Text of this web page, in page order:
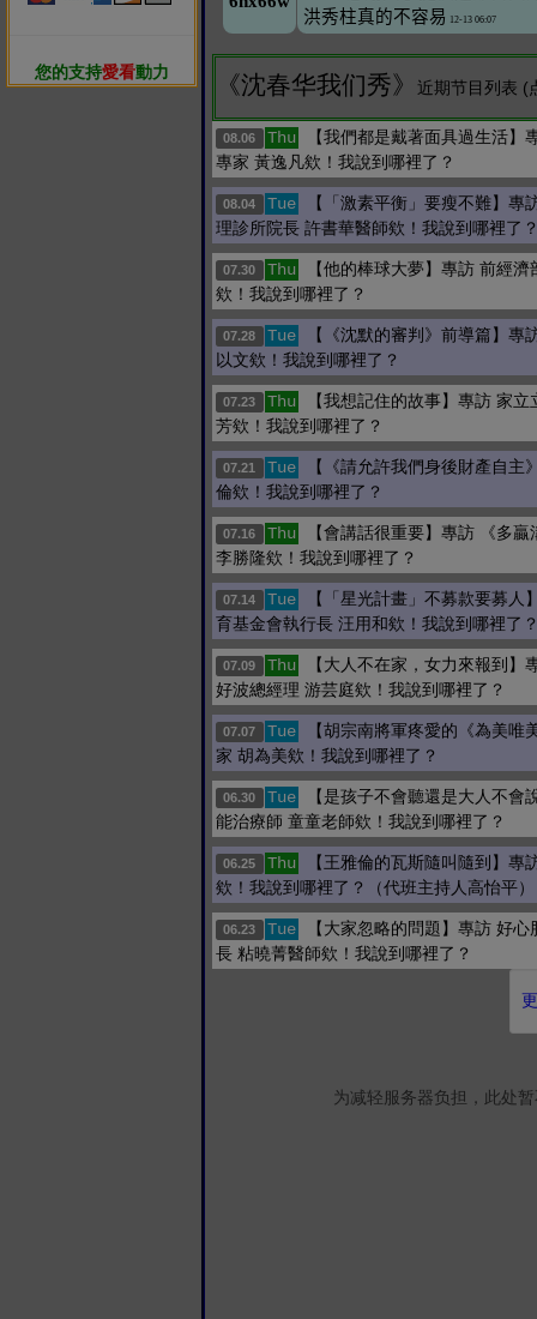
您的支持愛看動力 《沈春华我们秀》 近期节目列表 (
08.06 Thu
【我們都是戴著面具過生活】
專家 黃逸凡欸！我說到哪裡了？
08.04 Tue
【「激素平衡」要瘦不難】專
理診所院長 許書華醫師欸！我說到哪裡了
07.30 Thu
【他的棒球大夢】專訪 前經濟
欸！我說到哪裡了？
07.28 Tue
【《沈默的審判》前導篇】專
以文欸！我說到哪裡了？
07.23 Thu
【我想記住的故事】專訪 家
芳欸！我說到哪裡了？
07.21 Tue
【《請允許我們身後財產自主
倫欸！我說到哪裡了？
07.16 Thu
【會講話很重要】專訪 《多
李勝隆欸！我說到哪裡了？
07.14 Tue
【「星光計畫」不募款要募人
育基金會執行長 汪用和欸！我說到哪裡了
07.09 Thu
【大人不在家，女力來報到】
好波總經理 游芸庭欸！我說到哪裡了？
07.07 Tue
【胡宗南將軍疼愛的《為美唯
家 胡為美欸！我說到哪裡了？
06.30 Tue
【是孩子不會聽還是大人不會
能治療師 童童老師欸！我說到哪裡了？
06.25 Thu
【王雅倫的瓦斯隨叫隨到】專
欸！我說到哪裡了？（代班主持人高怡平）
06.23 Tue
【大家忽略的問題】專訪 好
長 粘曉菁醫師欸！我說到哪裡了？
为减轻服务器负担，此处